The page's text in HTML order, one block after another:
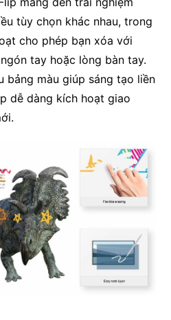
tùy chọn khác nhau, trong
cho phép bạn xóa với
tay hoặc lòng bàn tay.
bảng màu giúp sáng tạo liền
dễ dàng kích hoạt giao